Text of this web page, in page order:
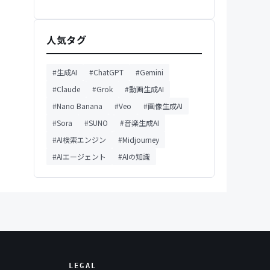
人気タグ
#生成AI #ChatGPT
#Gemini
#Claude
#Grok
#動画生成AI
#Nano Banana
#Veo
#画像生成AI
#Sora
#SUNO
#音楽生成AI
#AI検索エンジン
#Midjourney
#AIエージェント
#AIの知識
LEGAL